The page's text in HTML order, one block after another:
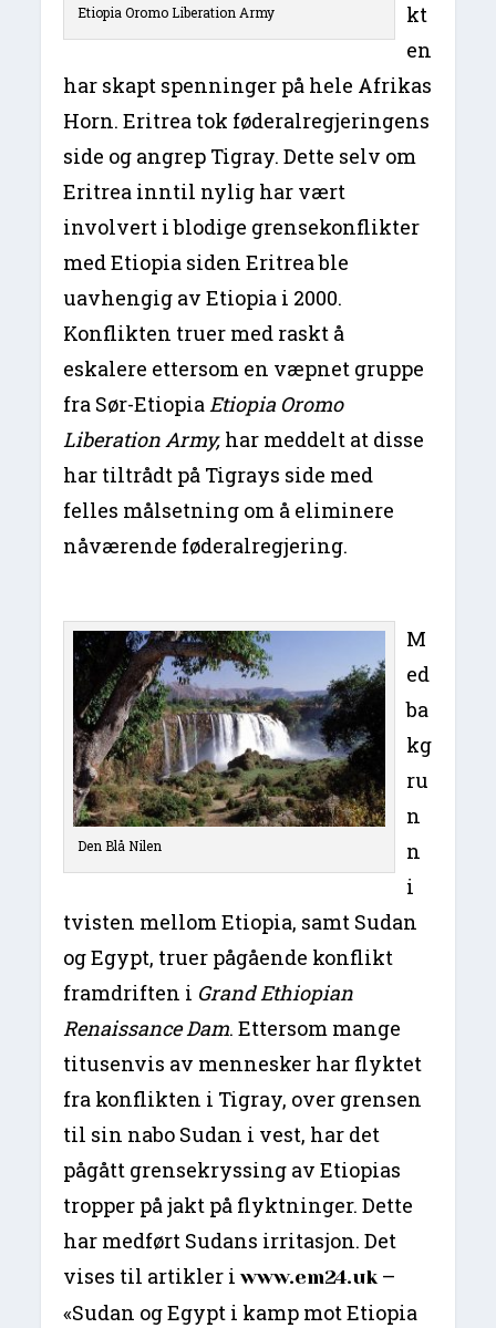
Etiopia Oromo Liberation Army
kt
en
har skapt spenninger på hele Afrikas
Horn. Eritrea tok føderalregjeringens
side og angrep Tigray. Dette selv om
Eritrea inntil nylig har vært
involvert i blodige grensekonflikter
med Etiopia siden Eritrea ble
uavhengig av Etiopia i 2000.
Konflikten truer med raskt å
eskalere ettersom en væpnet gruppe
fra Sør-EtiopiaEtiopia Oromo
Liberation Army, har meddelt at disse
har tiltrådt på Tigrays side med
felles målsetning om å eliminere
nåværende føderalregjering.
Den Blå Nilen
M
ed
ba
kg
ru
n
n
i
tvisten mellom Etiopia, samt Sudan
og Egypt, truer pågående konflikt
framdriften i Grand Ethiopian
Renaissance Dam. Ettersom mange
titusenvis av mennesker har flyktet
fra konflikten i Tigray, over grensen
til sin nabo Sudan i vest, har det
pågått grensekryssing av Etiopias
tropper på jakt på flyktninger. Dette
har medført Sudans irritasjon. Det
vises til artikler iwww.em24.uk–
«Sudan og Egypt i kamp mot Etiopia